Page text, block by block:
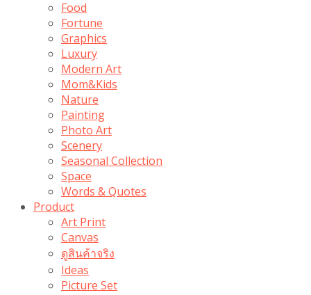
Food
Fortune
Graphics
Luxury
Modern Art
Mom&Kids
Nature
Painting
Photo Art
Scenery
Seasonal Collection
Space
Words & Quotes
Product
Art Print
Canvas
ดูสินค้าจริง
Ideas
Picture Set